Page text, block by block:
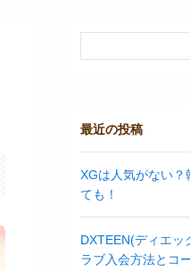
最近の投稿
XGは人気がない
ても！
DXTEEN(ディエッ
ラブ入会方法とコ